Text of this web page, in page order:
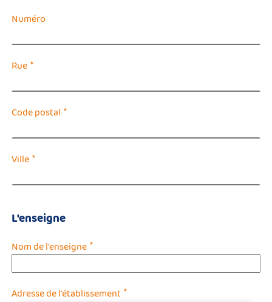
Numéro
Rue *
Code postal *
Ville *
L'enseigne
Nom de l'enseigne *
Adresse de l'établissement *